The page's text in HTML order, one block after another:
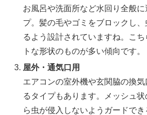
お風呂や洗面所など水回り全般
プ。髪の毛やゴミをブロックし
るよう設計されていますね。こ
トな形状のものが多い傾向です。
屋外・通気口用
エアコンの室外機や玄関脇の換
るタイプもあります。メッシュ
ら虫が侵入しないようガードでき